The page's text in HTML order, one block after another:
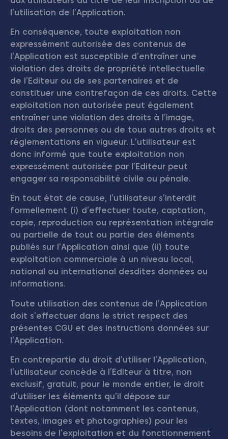
l’utilisation de l’Application.
En conséquence, toute exploitation non
expressément autorisée des contenus de
l’Application est susceptible d’entraîner une
violation des droits de propriété intellectuelle
de l’Editeur ou de ses partenaires et de
constituer une contrefaçon de ces droits. Cette
exploitation non autorisée peut également
entraîner une violation des droits à l’image,
droits des personnes ou de tous autres droits et
réglementations en vigueur. L’utilisateur est
donc informé que toute exploitation non
expressément autorisée par l’Editeur peut
engager sa responsabilité civile ou pénale.
En tout état de cause, l’utilisateur s’interdit
formellement (i) d’effectuer toute, captation,
copie, reproduction ou représentation intégrale
ou partielle de tout ou partie des éléments
publiés sur l’Application ainsi que (ii) toute
exploitation commerciale à un niveau local,
national ou international desdites données ou
informations.
Toute utilisation des contenus de l’Application
doit s’effectuer dans le strict respect des
présentes CGU et des instructions données sur
l’Application.
En contrepartie du droit d’utiliser l’Application,
l’utilisateur concède à l’Editeur à titre, non
exclusif, gratuit, pour le monde entier, le droit
d’utiliser les éléments qu’il dépose sur
l’Application (dont notamment les contenus,
textes, images et photographies) pour les
besoins de l’exploitation et du fonctionnement